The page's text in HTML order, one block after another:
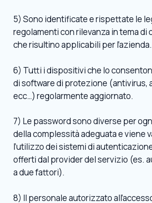
5) Sono identificate e rispettate le
regolamenti con rilevanza in tema
che risultino applicabili per l’azienda.
6) Tutti i dispositivi che lo
di software di protezione (antivirus,
ecc…) regolarmente aggiornato.
7) Le password sono diverse per
della complessità adeguata e viene
l’utilizzo dei sistemi di
offerti dal provider del servizio (es.
a due fattori).
8) Il personale autorizzato